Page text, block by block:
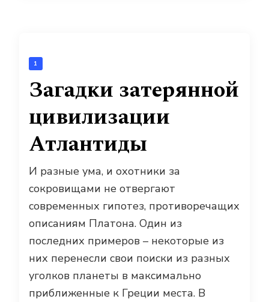
1
Загадки затерянной
цивилизации
Атлантиды
И разные ума, и охотники за
сокровищами не отвергают
современных гипотез, противоречащих
описаниям Платона. Один из
последних примеров – некоторые из
них перенесли свои поиски из разных
уголков планеты в максимально
приближенные к Греции места. В